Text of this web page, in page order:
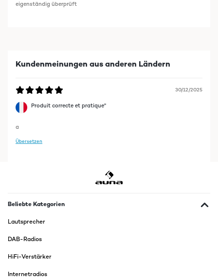
eigenständig überprüft
Kundenmeinungen aus anderen Ländern
30/12/2025
Produit correcte et pratique"
a
Übersetzen
Beliebte Kategorien
Lautsprecher
DAB-Radios
HiFi-Verstärker
Internetradios